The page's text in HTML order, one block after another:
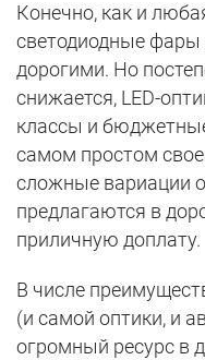
Конечно, как и
светодиодные
дорогими. Но
снижается, LED-
классы и
самом простом
сложные вариации
предлагаются в
приличную доплату.
В числе
(и самой оптики, и
огромный ресурс в